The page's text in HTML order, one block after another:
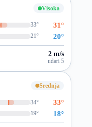
Visoka
33° 31°
21° 20°
2 m/s
udari 5
Srednja
34° 33°
19° 18°